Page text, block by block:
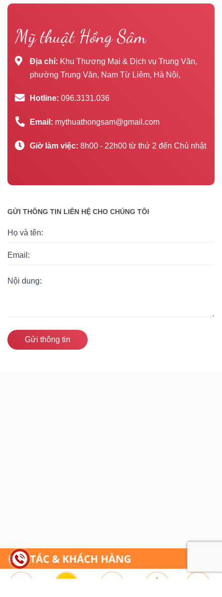
Mỹ thuật Hồng Sâm
Địa chỉ: Khu Thương Mại & Dịch vụ Trung Văn,
phường Trung Văn, Nam Từ Liêm, Hà Nội,
Hotline: 096.3131.036
Email: mythuathongsam@gmail.com
Giờ làm việc: 8h00 - 22h00 từ thứ 2 đến Chủ nhật
GỬI THÔNG TIN LIÊN HỆ CHO CHÚNG TÔI
Gửi thông tin